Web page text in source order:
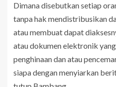
Dimana disebutkan setiap
tanpa hak mendistribusikan
atau membuat dapat
atau dokumen elektronik
penghinaan dan atau
siapa dengan menyiarkan